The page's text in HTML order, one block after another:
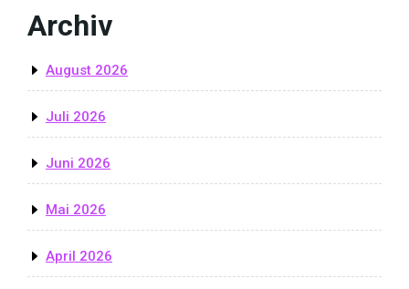
Archiv
August 2026
Juli 2026
Juni 2026
Mai 2026
April 2026